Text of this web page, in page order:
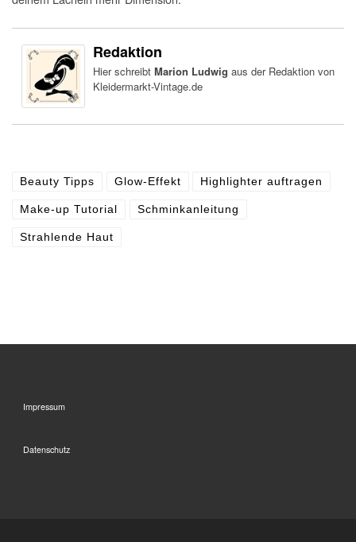
Redaktion
Hier schreibt Marion Ludwig aus der Redaktion von
Kleidermarkt-Vintage.de
Beauty Tipps Glow-Effekt Highlighter auftragen
Make-up Tutorial Schminkanleitung
Strahlende Haut
Impressum
Datenschutz